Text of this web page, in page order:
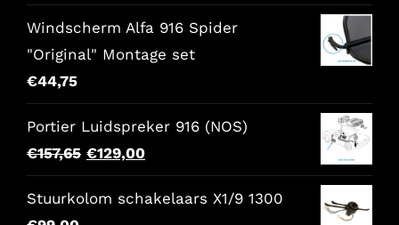
Windscherm Alfa 916 Spider
"Original" Montage set
€44,75
Portier Luidspreker 916 (NOS)
€157,65 Il
prezzo
originale
€129,00Il
prezzo
attuale
Stuurkolom schakelaars X1/9 1300